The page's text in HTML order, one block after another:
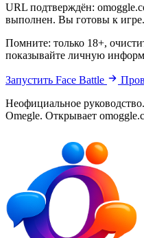
URL подтверждён:
выполнен. Вы готовы к игре.
Помните: только 18+,
показывайте личную
Запустить Face Battle
Неофициальное
Omegle. Открывает